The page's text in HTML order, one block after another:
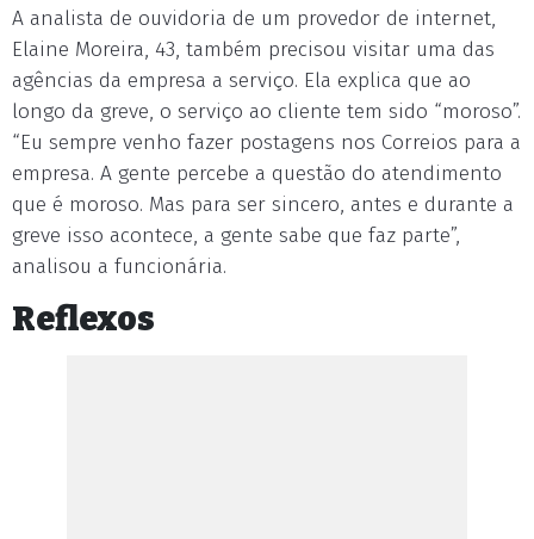
A analista de ouvidoria de um provedor de internet,
Elaine Moreira, 43, também precisou visitar uma das
agências da empresa a serviço. Ela explica que ao
longo da greve, o serviço ao cliente tem sido “moroso”.
“Eu sempre venho fazer postagens nos Correios para a
empresa. A gente percebe a questão do atendimento
que é moroso. Mas para ser sincero, antes e durante a
greve isso acontece, a gente sabe que faz parte”,
analisou a funcionária.
Reflexos